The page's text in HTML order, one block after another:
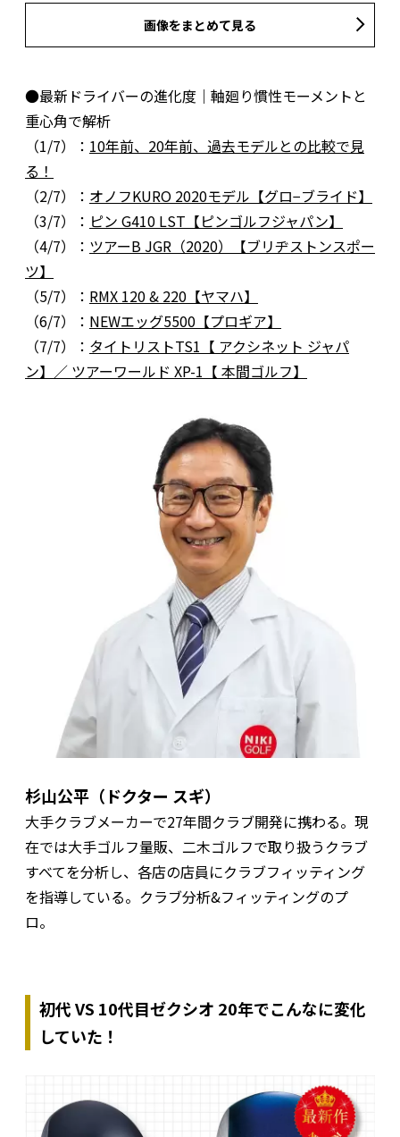
画像をまとめて見る
●最新ドライバーの進化度｜軸廻り慣性モーメントと
重心角で解析
（1/7）： 10年前、20年前、過去モデルとの比較で見
る！
（2/7）： オノフKURO 2020モデル【グロ−ブライド】
（3/7）： ピン G410 LST【ピンゴルフジャパン】
（4/7）： ツアーB JGR（2020）【ブリヂストンスポー
ツ】
（5/7）： RMX 120 & 220【ヤマハ】
（6/7）： NEWエッグ5500【プロギア】
（7/7）： タイトリストTS1【 アクシネット ジャパ
ン】／ ツアーワールド XP-1【 本間ゴルフ】
杉山公平（ドクター スギ）
大手クラブメーカーで27年間クラブ開発に携わる。現
在では大手ゴルフ量販、二木ゴルフで取り扱うクラブ
すべてを分析し、各店の店員にクラブフィッティング
を指導している。クラブ分析&フィッティングのプ
ロ。
初代 VS 10代目ゼクシオ 20年でこんなに変化
していた！